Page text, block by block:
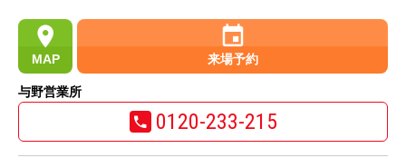
与野営業所
0120-233-215
MAP 来場予約